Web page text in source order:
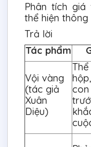
Phân tích
thể hiện
Trả lời
Tác phẩm
Vội vàng
(tác giả
Xuân
Diệu)